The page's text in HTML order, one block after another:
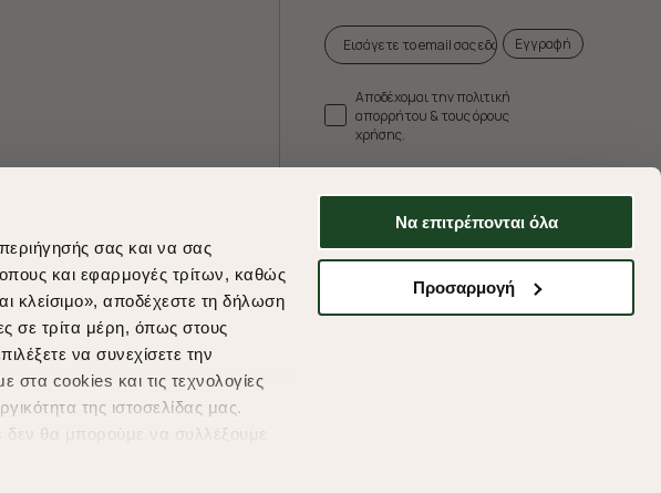
σας και να σας
και εφαρμογές τρίτων, καθώς
κλείσιμο», αποδέχεστε τη δήλωση
σε τρίτα μέρη, όπως στους
να συνεχίσετε την
cookies και τις τεχνολογίες
της ιστοσελίδας μας.
δεν θα μπορούμε να συλλέξουμε
να ανακαλέσετε τη συγκατάθεσή
Να επιτρέπονται όλα
Προσαρμογή
Εγγραφή
Αποδέχομαι την πολιτική
απορρήτου & τους όρους
χρήσης.
Shipping Methods